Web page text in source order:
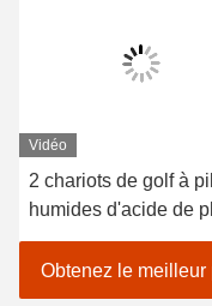
Vidéo
2 chariots de golf à
humides d'acide de
de sièges/golf avec
erreurs électrique de
voiture
Obtenez le meilleur